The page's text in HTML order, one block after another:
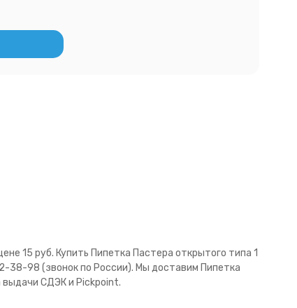
15 руб. Купить Пипетка Пастера открытого типа 1
38-98 (звонок по России). Мы доставим Пипетка
выдачи СДЭК и Pickpoint.